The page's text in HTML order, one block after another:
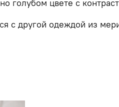
голубом цвете с
с другой одеждой из